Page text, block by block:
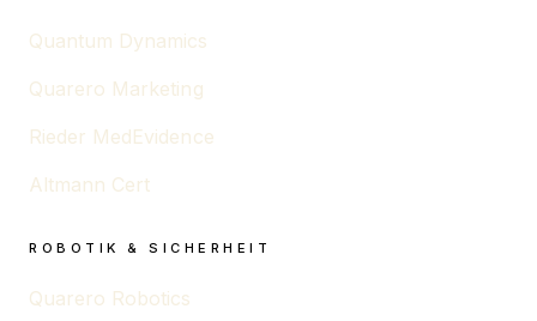
Quantum Dynamics
Quarero Marketing
Rieder MedEvidence
Altmann Cert
ROBOTIK & SICHERHEIT
Quarero Robotics